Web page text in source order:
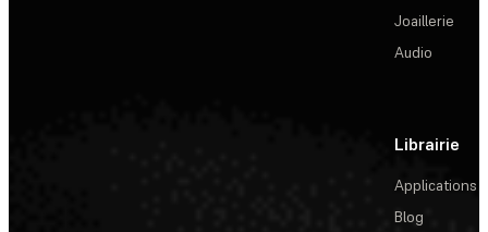
Joaillerie
Audio
Librairie
Applications
Blog